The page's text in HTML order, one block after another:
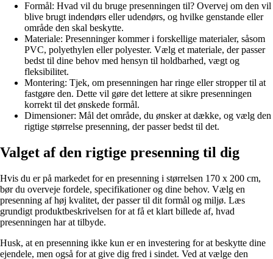
Formål: Hvad vil du bruge presenningen til? Overvej om den vil
blive brugt indendørs eller udendørs, og hvilke genstande eller
område den skal beskytte.
Materiale: Presenninger kommer i forskellige materialer, såsom
PVC, polyethylen eller polyester. Vælg et materiale, der passer
bedst til dine behov med hensyn til holdbarhed, vægt og
fleksibilitet.
Montering: Tjek, om presenningen har ringe eller stropper til at
fastgøre den. Dette vil gøre det lettere at sikre presenningen
korrekt til det ønskede formål.
Dimensioner: Mål det område, du ønsker at dække, og vælg den
rigtige størrelse presenning, der passer bedst til det.
Valget af den rigtige presenning til dig
Hvis du er på markedet for en presenning i størrelsen 170 x 200 cm,
bør du overveje fordele, specifikationer og dine behov. Vælg en
presenning af høj kvalitet, der passer til dit formål og miljø. Læs
grundigt produktbeskrivelsen for at få et klart billede af, hvad
presenningen har at tilbyde.
Husk, at en presenning ikke kun er en investering for at beskytte dine
ejendele, men også for at give dig fred i sindet. Ved at vælge den